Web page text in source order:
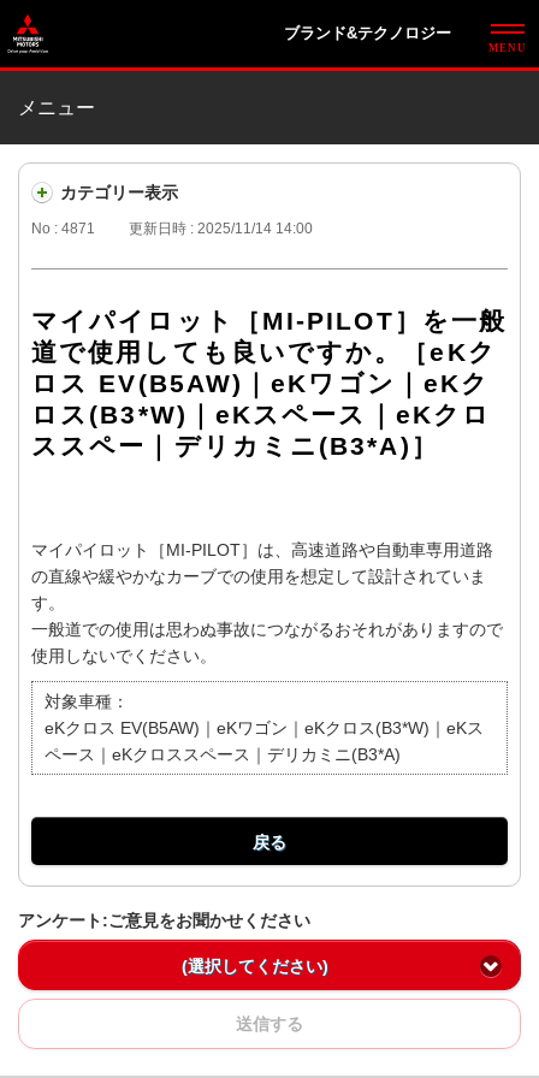
ブランド&テクノロジー
メニュー
カテゴリー表示
No : 4871 更新日時 : 2025/11/14 14:00
マイパイロット［MI-PILOT］を一般
道で使用しても良いですか。［eKク
ロス EV(B5AW)｜eKワゴン｜eKク
ロス(B3*W)｜eKスペース｜eKクロ
ススペー｜デリカミニ(B3*A)］
マイパイロット［MI-PILOT］は、高速道路や自動車専用道路
の直線や緩やかなカーブでの使用を想定して設計されていま
す。
一般道での使用は思わぬ事故につながるおそれがありますので
使用しないでください。
対象車種：
eKクロス EV(B5AW)｜eKワゴン｜eKクロス(B3*W)｜eKス
ペース｜eKクロススペース｜デリカミニ(B3*A)
戻る
アンケート:ご意見をお聞かせください
(選択してください)
送信する